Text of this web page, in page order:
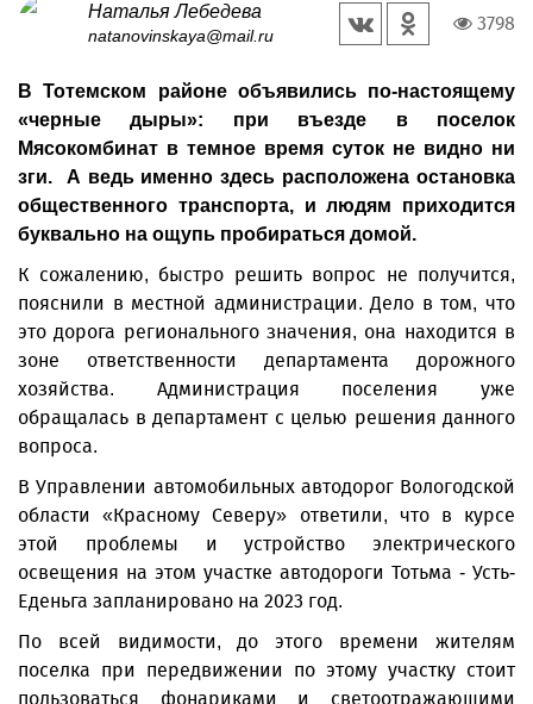
Наталья Лебедева
natanovinskaya@mail.ru
3798
В Тотемском районе объявились по-настоящему
«черные дыры»: при въезде в поселок
Мясокомбинат в темное время суток не видно ни
зги. А ведь именно здесь расположена остановка
общественного транспорта, и людям приходится
буквально на ощупь пробираться домой.
К сожалению, быстро решить вопрос не получится,
пояснили в местной администрации. Дело в том, что
это дорога регионального значения, она находится в
зоне ответственности департамента дорожного
хозяйства. Администрация поселения уже
обращалась в департамент с целью решения данного
вопроса.
В Управлении автомобильных автодорог Вологодской
области «Красному Северу» ответили, что в курсе
этой проблемы и устройство электрического
освещения на этом участке автодороги Тотьма - Усть-
Еденьга запланировано на 2023 год.
По всей видимости, до этого времени жителям
поселка при передвижении по этому участку стоит
пользоваться фонариками и светоотражающими